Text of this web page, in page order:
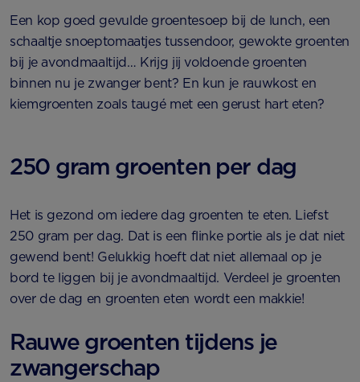
Een kop goed gevulde groentesoep bij de lunch, een
schaaltje snoeptomaatjes tussendoor, gewokte groenten
bij je avondmaaltijd… Krijg jij voldoende groenten
binnen nu je zwanger bent? En kun je rauwkost en
kiemgroenten zoals taugé met een gerust hart eten?
250 gram groenten per dag
Het is gezond om iedere dag groenten te eten. Liefst
250 gram per dag. Dat is een flinke portie als je dat niet
gewend bent! Gelukkig hoeft dat niet allemaal op je
bord te liggen bij je avondmaaltijd. Verdeel je groenten
over de dag en groenten eten wordt een makkie!
Rauwe groenten tijdens je
zwangerschap